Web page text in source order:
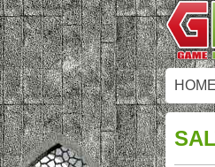
HOME